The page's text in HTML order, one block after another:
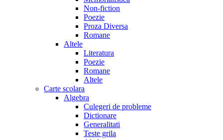
Non-fiction
Poezie
Proza Diversa
Romane
Altele
Literatura
Poezie
Romane
Altele
Carte scolara
Algebra
Culegeri de probleme
Dictionare
Generalitati
Teste grila